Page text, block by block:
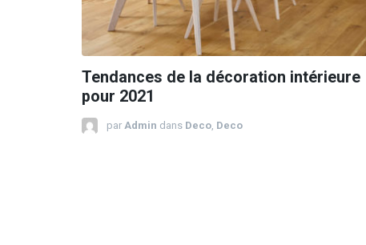
Tendances de la décoration intérieure
pour 2021
par Admin dans Deco Deco